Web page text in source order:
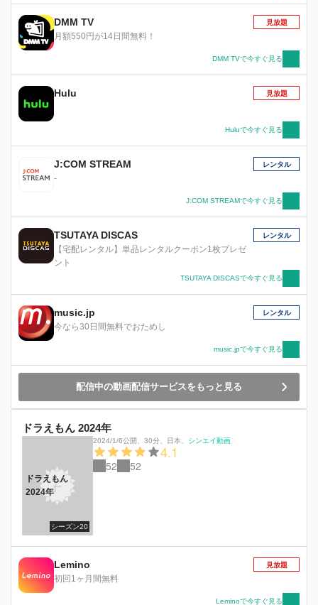
DMM TV
月額550円が14日間無料！
見放題
DMM TVで今すぐ見る
Hulu 見放題
Huluで今すぐ見る
J:COM STREAM
-
レンタル
J:COM STREAMで今すぐ見る
TSUTAYA DISCAS
【宅配レンタル】単品レンタルクーポン1枚プレゼ
ント
レンタル
TSUTAYA DISCASで今すぐ見る
music.jp
今なら30日間無料でおためし
レンタル
music.jpで今すぐ見る
配信中の動画配信サービスをもっと見る
ドラえもん 2024年
シーズン20
ドラえもん
2024年
2024/1/6公開 30分 日本 シンエイ動画
4.1
52 52
Lemino
初回1ヶ月間無料
見放題
Leminoで今すぐ見る